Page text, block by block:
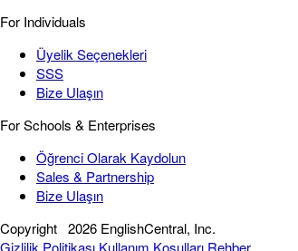
For Individuals
Üyelik Seçenekleri
SSS
Bize Ulaşın
For Schools & Enterprises
Öğrenci Olarak Kaydolun
Sales & Partnership
Bize Ulaşın
Copyright 2026 EnglishCentral, Inc.